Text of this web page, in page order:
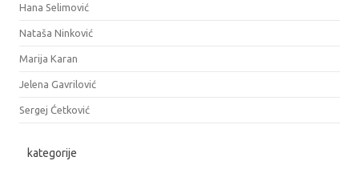
Hana Selimović
Nataša Ninković
Marija Karan
Jelena Gavrilović
Sergej Ćetković
kategorije